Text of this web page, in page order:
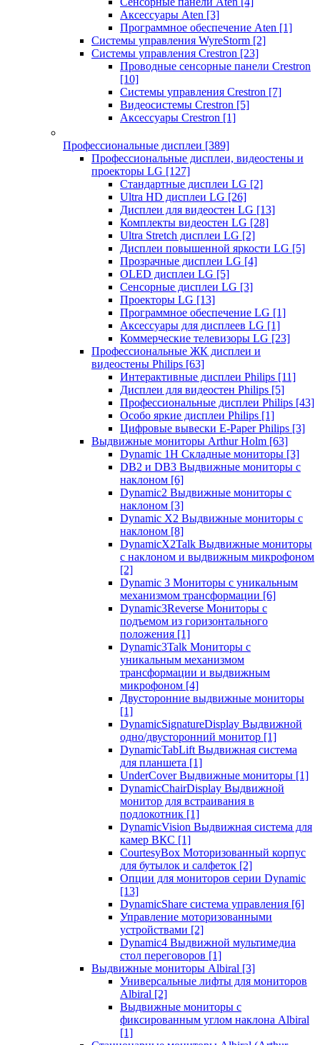
Аксессуары Aten [3]
Программное обеспечение Aten [1]
Системы управления WyreStorm [2]
Системы управления Crestron [23]
Проводные сенсорные панели Crestron
[10]
Системы управления Crestron [7]
Видеосистемы Crestron [5]
Аксессуары Crestron [1]
Профессиональные дисплеи [389]
Профессиональные дисплеи, видеостены и
проекторы LG [127]
Стандартные дисплеи LG [2]
Ultra HD дисплеи LG [26]
Дисплеи для видеостен LG [13]
Комплекты видеостен LG [28]
Ultra Stretch дисплеи LG [2]
Дисплеи повышенной яркости LG [5]
Прозрачные дисплеи LG [4]
OLED дисплеи LG [5]
Сенсорные дисплеи LG [3]
Проекторы LG [13]
Программное обеспечение LG [1]
Аксессуары для дисплеев LG [1]
Коммерческие телевизоры LG [23]
Профессиональные ЖК дисплеи и
видеостены Philips [63]
Интерактивные дисплеи Philips [11]
Дисплеи для видеостен Philips [5]
Профессиональные дисплеи Philips [43]
Особо яркие дисплеи Philips [1]
Цифровые вывески E-Paper Philips [3]
Выдвижные мониторы Arthur Holm [63]
Dynamic 1Н Складные мониторы [3]
DB2 и DB3 Выдвижные мониторы с
наклоном [6]
Dynamic2 Выдвижные мониторы с
наклоном [3]
Dynamic X2 Выдвижные мониторы с
наклоном [8]
DynamicX2Talk Выдвижные мониторы
с наклоном и выдвижным микрофоном
[2]
Dynamic 3 Мониторы с уникальным
механизмом трансформации [6]
Dynamic3Reverse Мониторы с
подъемом из горизонтального
положения [1]
Dynamic3Talk Мониторы с
уникальным механизмом
трансформации и выдвижным
микрофоном [4]
Двусторонние выдвижные мониторы
[1]
DynamicSignatureDisplay Выдвижной
одно/двусторонний монитор [1]
DynamicTabLift Выдвижная система
для планшета [1]
UnderCover Выдвижные мониторы [1]
DynamicChairDisplay Выдвижной
монитор для встраивания в
подлокотник [1]
DynamicVision Выдвижная система для
камер ВКС [1]
CourtesyBox Моторизованный корпус
для бутылок и салфеток [2]
Опции для мониторов серии Dynamic
[13]
DynamicShare система управления [6]
Управление моторизованными
устройствами [2]
Dynamic4 Выдвижной мультимедиа
стол переговоров [1]
Выдвижные мониторы Albiral [3]
Универсальные лифты для мониторов
Albiral [2]
Выдвижные мониторы с
фиксированным углом наклона Albiral
[1]